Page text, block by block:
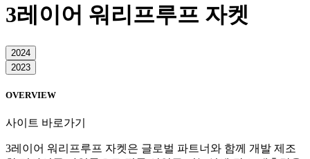
3레이어 워리프루프 자켓
2024
2023
OVERVIEW
사이트 바로가기
3레이어 워리프루프 자켓은 글로벌 파트너와 함께 개발 제조